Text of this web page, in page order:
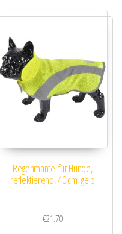
Regenmantel für Hunde,
reflektierend, 40 cm, gelb
€21.70